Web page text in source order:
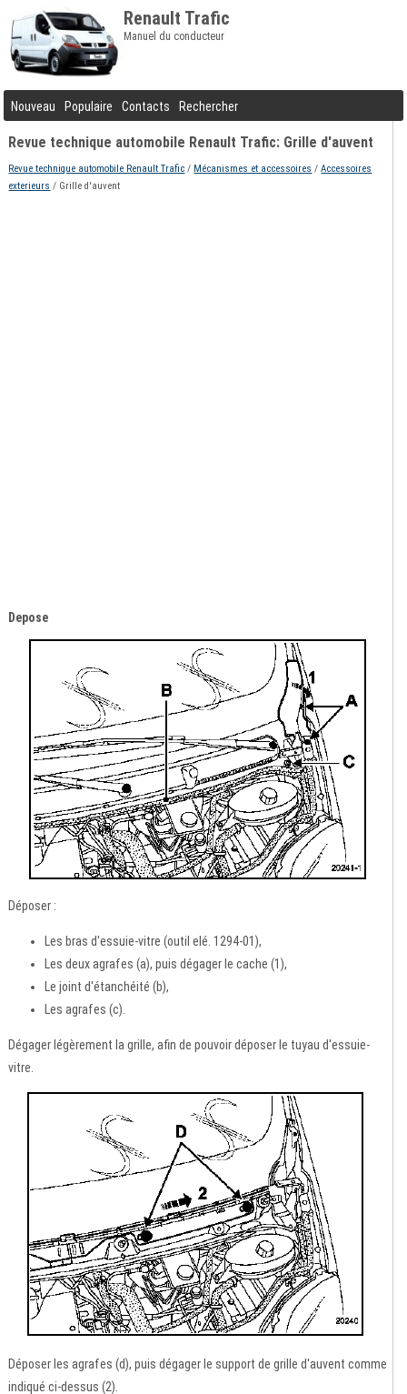
Renault Trafic
Manuel du conducteur
Nouveau Populaire Contacts Rechercher
Revue technique automobile Renault Trafic: Grille d'auvent
Revue technique automobile Renault Trafic / Mécanismes et accessoires /Accessoires
exterieurs / Grille d'auvent
Depose
Déposer :
Les bras d'essuie-vitre (outil elé. 1294-01),
Les deux agrafes (a), puis dégager le cache (1),
Le joint d'étanchéité (b),
Les agrafes (c).
Dégager légèrement la grille, afin de pouvoir déposer le tuyau d'essuie-
vitre.
Déposer les agrafes (d), puis dégager le support de grille d'auvent comme
indiqué ci-dessus (2).